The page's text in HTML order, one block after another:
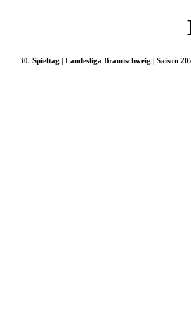
30. Spieltag | Landesliga Braunschweig | Saison